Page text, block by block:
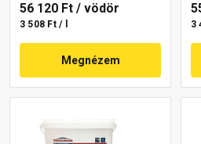
56 120 Ft / vödör
3 508 Ft / l
Megnézem
3